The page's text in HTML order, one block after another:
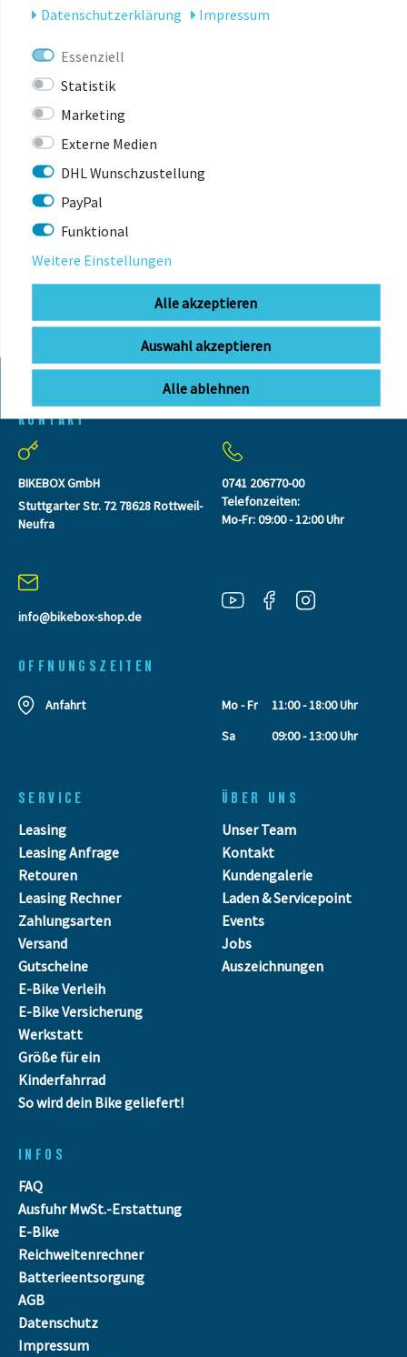
direkte Scheibenbelüftung.
KONTAKT
BIKEBOX GmbH
Stuttgarter Str. 72 78628 Rottweil-
Neufra
info@bikebox-shop.de
0741 206770-00
Telefonzeiten:
Mo-Fr: 09:00 - 12:00 Uhr
OFFNUNGSZEITEN
Anfahrt Mo - Fr
11:00 - 18:00 Uhr
Sa
09:00 - 13:00 Uhr
SERVICE
Leasing
Leasing Anfrage
Retouren
Leasing Rechner
Zahlungsarten
Versand
Gutscheine
E-Bike Verleih
E-Bike Versicherung
Werkstatt
Größe für ein
Kinderfahrrad
So wird dein Bike geliefert!
ÜBER UNS
Unser Team
Kontakt
Kundengalerie
Laden & Servicepoint
Events
Jobs
Auszeichnungen
INFOS
FAQ
Ausfuhr MwSt.-Erstattung
E-Bike
Reichweitenrechner
Batterieentsorgung
AGB
Datenschutz
Impressum
Daten­schutz­erklärung Impressum
Essenziell
Statistik
Marketing
Externe Medien
DHL Wunschzustellung
PayPal
Funktional
Weitere Einstellungen
Alle akzeptieren
Auswahl akzeptieren
Alle ablehnen